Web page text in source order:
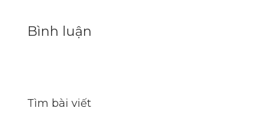
Bình luận
Tìm bài viết